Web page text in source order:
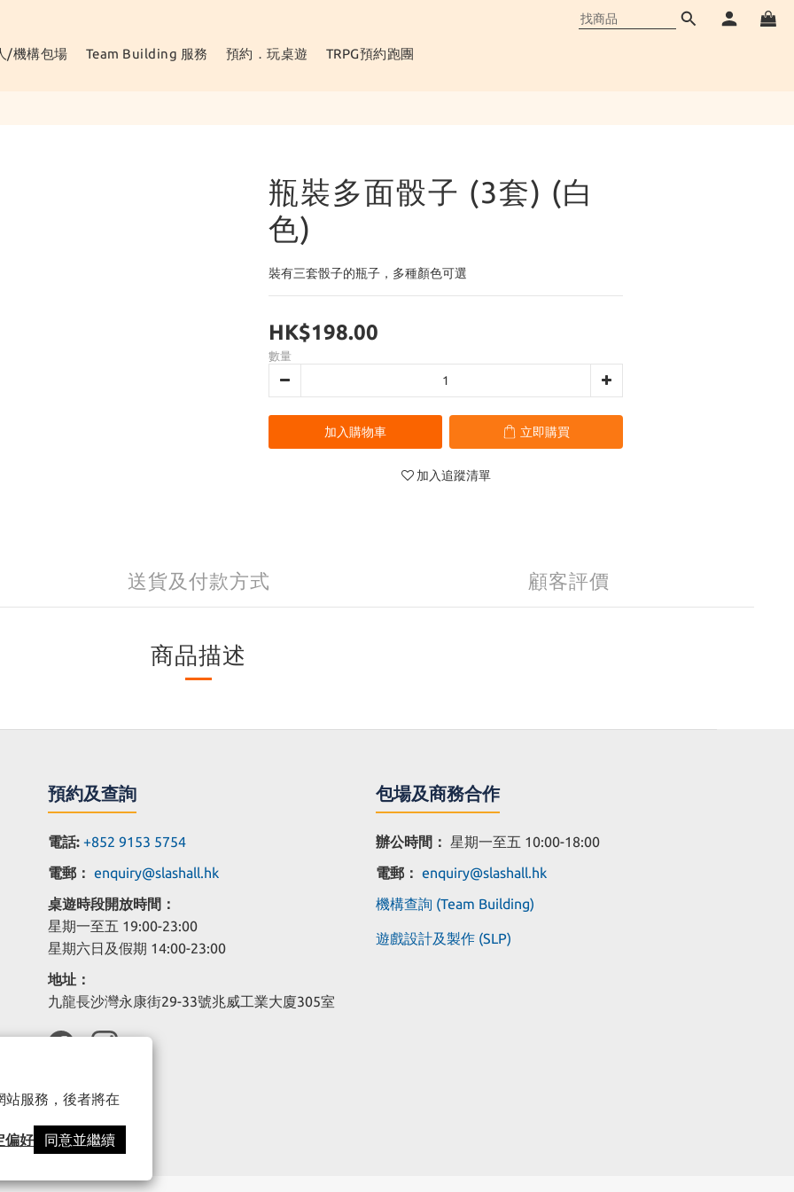
站服務，後者將在
偏好 同意並繼續
/機構包場 Team Building 服務 預約．玩桌遊 TRPG預約跑團
瓶裝多面骰子 (3套) (白
色)
裝有三套骰子的瓶子，多種顏色可選
HK$198.00
數量
加入購物車 立即購買
加入追蹤清單
送貨及付款方式 顧客評價
商品描述
立即購買
預約及查詢
電話: +852 9153 5754
電郵： enquiry@slashall.hk
桌遊時段開放時間：
星期一至五 19:00-23:00
星期六日及假期 14:00-23:00
地址：
九龍長沙灣永康街29-33號兆威工業大廈305室
包場及商務合作
辦公時間： 星期一至五 10:00-18:00
電郵： enquiry@slashall.hk
機構查詢 (Team Building)
遊戲設計及製作 (SLP)